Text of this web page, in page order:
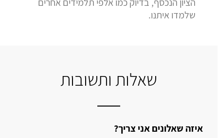
הציון הנכסף, בדיוק כמו אלפי תלמידים אחרים
שלמדו איתנו.
שאלות ותשובות
איזה שאלונים אני צריך?